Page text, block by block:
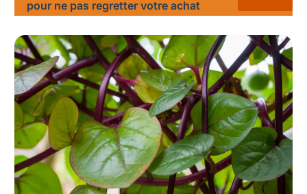
pour ne pas regretter votre achat